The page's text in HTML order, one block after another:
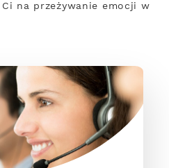
na przeżywanie emocji w